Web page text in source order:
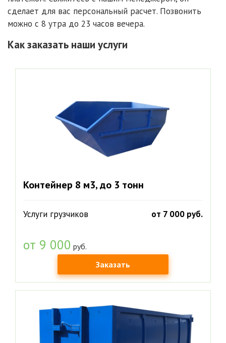
сделает для вас персональный расчет. Позвонить
можно с 8 утра до 23 часов вечера.
Как заказать наши услуги
Контейнер 8 м3, до 3 тонн
Услуги грузчиков от 7 000 руб.
от 9 000 руб.
Заказать